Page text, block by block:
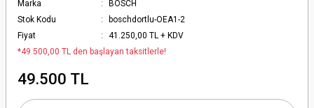
Marka
BOSCH
Stok Kodu
boschdortlu-OEA1-2
Fiyat
41.250,00 TL + KDV
*49.500,00 TL den başlayan taksitlerle!
49.500 TL